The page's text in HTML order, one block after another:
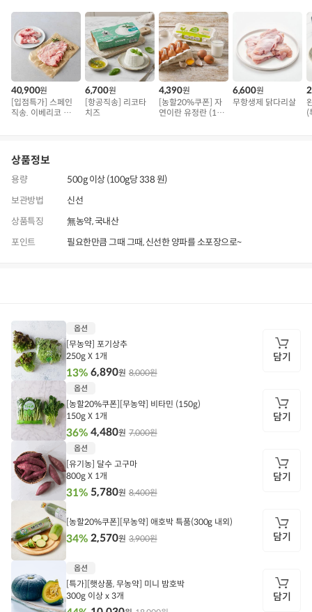
40,900원
[입점특가] 스페인
직송. 이베리코 삼
6,700원
[항공직송] 리코타
치즈
4,390원
[농할20%쿠폰] 자
연이란 유정란 (10
6,600원
무항생제 닭다리살
(
상품정보
용량
500g 이상 (100g당 338 원)
보관방법
신선
상품특징
無농약, 국내산
포인트
필요한만큼 그때 그때, 신선한 양파를 소포장으로~
상
품
정
보
담
옵션
[무농약] 포기상추
250g X 1개
8,000원
13% 6,890원
담기
담
옵션
[농할20%쿠폰][무농약] 비타민 (150g)
150g X 1개
7,000원
36% 4,480원
담기
담
기
옵션
[유기농] 달수 고구마
800g X 1개
8,400원
31% 5,780원
담기
담
[농할20%쿠폰][무농약] 애호박 특품(300g 내외)
3,900원
34% 2,570원 담기
옵션
[특가][햇상품, 무농약] 미니 밤호박
300g 이상 x 3개
담기